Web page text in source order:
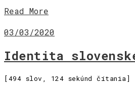
Read More
03/03/2020
Identita
[494 slov, 124 sekúnd čítania]